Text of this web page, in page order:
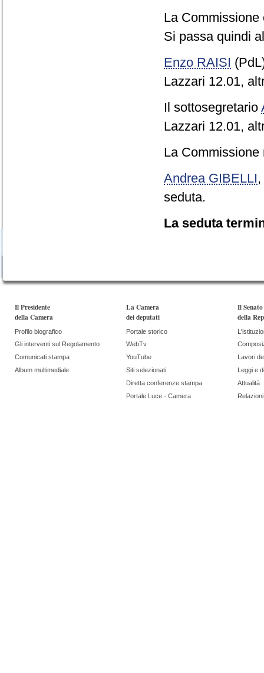
La Commissione
Si passa quindi
Enzo RAISI
Lazzari 12.01,
Il sottosegretario
Lazzari 12.01,
La
Andrea GIBELLI,
seduta.
La seduta
Il Presidente
della Camera
Profilo biografico
Gli interventi sul Regolamento
Comunicati stampa
Album multimediale
La Camera
dei deputati
Portale storico
WebTv
YouTube
Siti selezionati
Diretta conferenze stampa
Portale Luce - Camera
Il Senato
della
Lavori
Leggi e
Attualità